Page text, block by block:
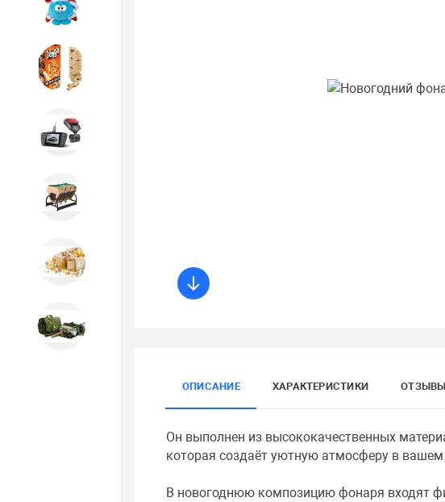
ОПИСАНИЕ ХАРАКТЕРИСТИКИ ОТЗЫВЫ
Он выполнен из высококачественных
которая создаёт уютную атмосферу в
В новогоднюю композицию фонаря входят